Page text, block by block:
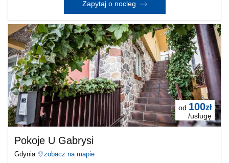
dzielnicy Gdyni-Kamienna Góra, w otoc
Zapytaj o nocleg
od 100zł
/usługę
Pokoje U Gabrysi
Gdynia zobacz na mapie